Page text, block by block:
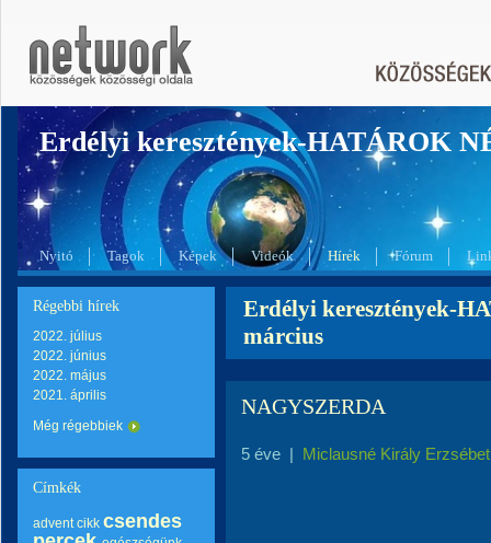
Erdélyi keresztények-HATÁROK
Nyitó Tagok Képek Videók Hírek Fórum
Régebbi hírek
2022. július
2022. június
2022. május
2021. április
Még régebbiek
Címkék
advent cikk csendes
Erdélyi keresztények-
március
NAGYSZERDA
5 éve | Miclausné Király Erzsébet